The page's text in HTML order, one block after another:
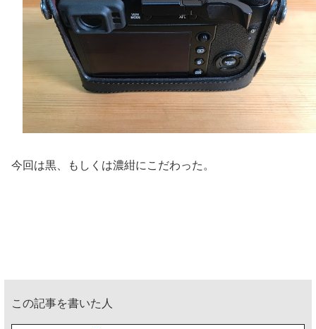
今回は黒、もしくは濃紺にこだわった。
この記事を書いた人